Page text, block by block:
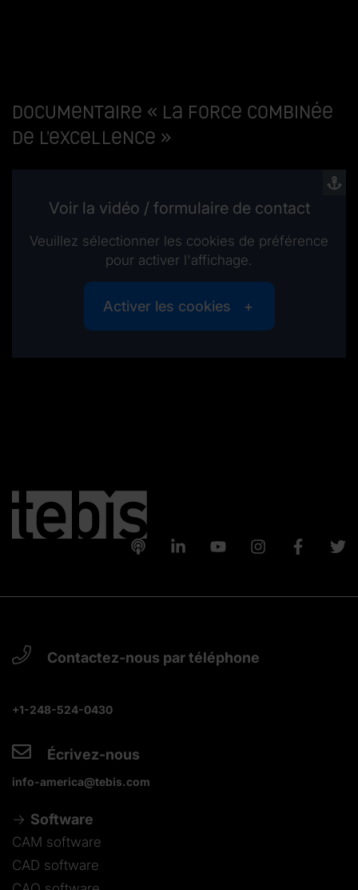
Documentaire « La force combinée
de l’excellence »
Voir la vidéo / formulaire de contact
Veuillez sélectionner les cookies de préférence
pour activer l'affichage.
Activer les cookies
Contactez-nous par téléphone
+1-248-524-0430
Écrivez-nous
info-america@tebis.com
Software
CAM software
CAD software